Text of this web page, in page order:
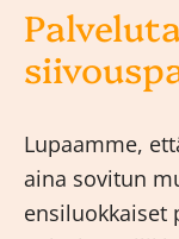
Lupaamme,
aina sovitun
ensiluokkaiset